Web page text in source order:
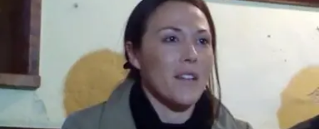
Cultura
Economia e Lavoro
Politica